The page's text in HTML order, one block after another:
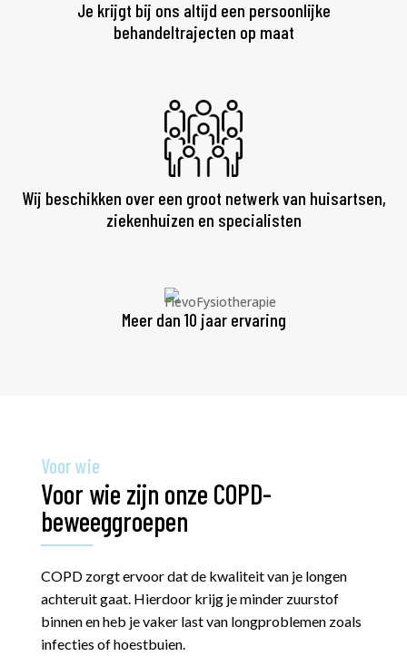
Je krijgt bij ons altijd een persoonlijke
behandeltrajecten op maat
Wij beschikken over een groot netwerk van huisartsen,
ziekenhuizen en specialisten
Meer dan 10 jaar ervaring
Voor wie
Voor wie zijn onze COPD-
beweeggroepen
COPD zorgt ervoor dat de kwaliteit van je longen
achteruit gaat. Hierdoor krijg je minder zuurstof
binnen en heb je vaker last van longproblemen zoals
infecties of hoestbuien.